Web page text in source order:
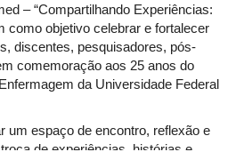
– “Compartilhando Experiências:
como objetivo celebrar e fortalecer
discentes, pesquisadores, pós-
comemoração aos 25 anos do
da Universidade Federal
um espaço de encontro, reflexão e
de experiências, histórias e